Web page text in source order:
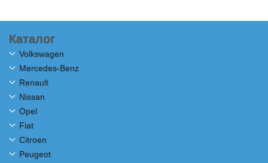
Каталог
Volkswagen
Mercedes-Benz
Renault
Nissan
Opel
Fiat
Citroen
Peugeot